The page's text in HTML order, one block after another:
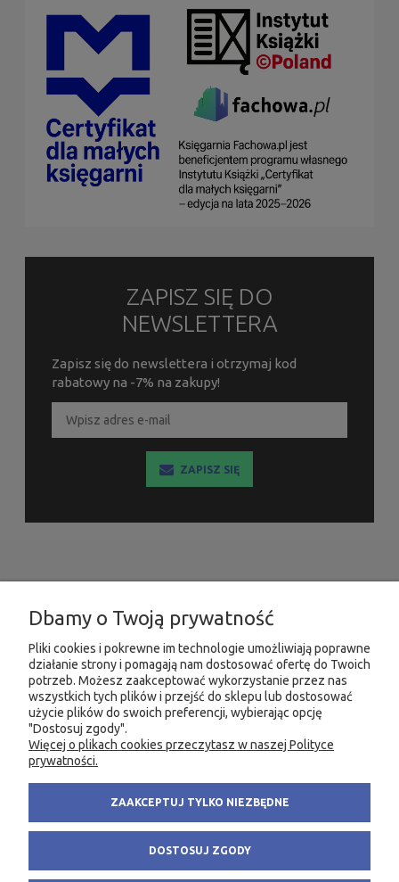
ZAPISZ SIĘ DO
NEWSLETTERA
Zapisz się do newslettera i otrzymaj kod
rabatowy na -7% na zakupy!
ZAPISZ SIĘ
INFORMACJE
MOJE KONTO
PRODUKTY
KONTAKT
info@fachowa.pl
KSIĘGARNIA FACHOWA.PL
80-299 Gdańsk
NIP: 584-182-39-49
Dbamy o Twoją prywatność
Pliki cookies i pokrewne im technologie umożliwiają poprawne
działanie strony i pomagają nam dostosować ofertę do Twoich
potrzeb. Możesz zaakceptować wykorzystanie przez nas
wszystkich tych plików i przejść do sklepu lub dostosować
użycie plików do swoich preferencji, wybierając opcję
"Dostosuj zgody".
Więcej o plikach cookies przeczytasz w naszej Polityce
prywatności.
ZAAKCEPTUJ TYLKO NIEZBĘDNE
DOSTOSUJ ZGODY